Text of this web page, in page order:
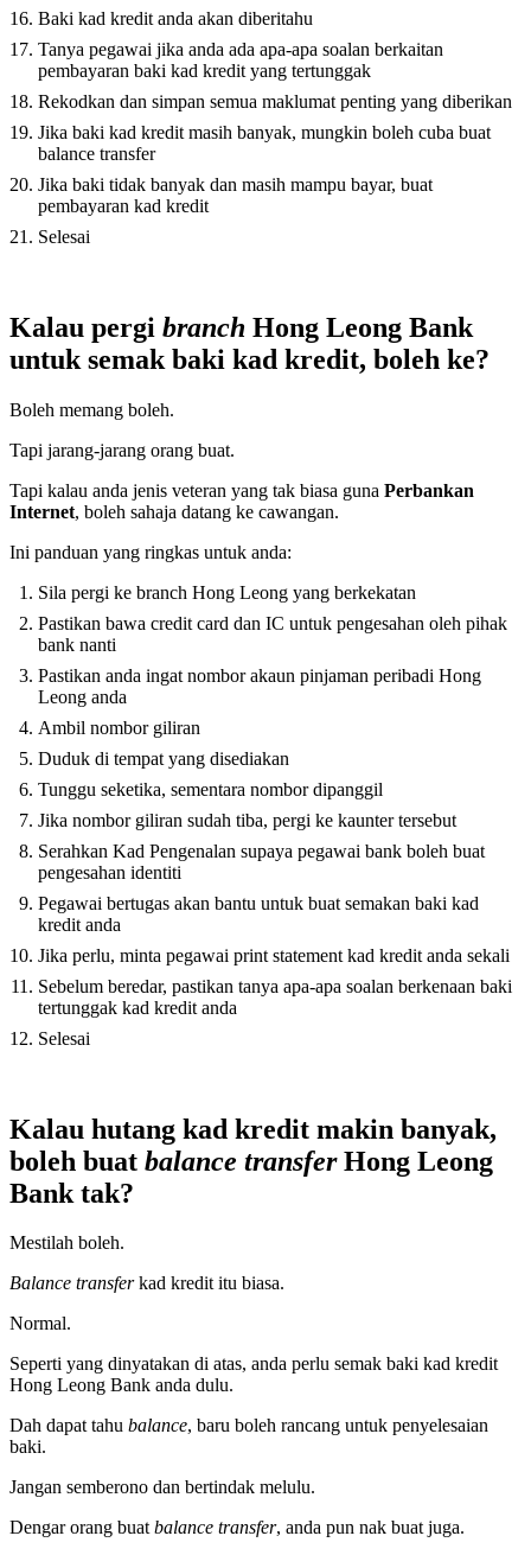
Baki kad kredit anda akan diberitahu
Tanya pegawai jika anda ada apa-apa soalan berkaitan
pembayaran baki kad kredit yang tertunggak
Rekodkan dan simpan semua maklumat penting yang diberikan
Jika baki kad kredit masih banyak, mungkin boleh cuba buat
balance transfer
Jika baki tidak banyak dan masih mampu bayar, buat
pembayaran kad kredit
Selesai
Kalau pergi branch Hong Leong Bank
untuk semak baki kad kredit, boleh ke?
Boleh memang boleh.
Tapi jarang-jarang orang buat.
Tapi kalau anda jenis veteran yang tak biasa guna Perbankan
Internet, boleh sahaja datang ke cawangan.
Ini panduan yang ringkas untuk anda:
Sila pergi ke branch Hong Leong yang berkekatan
Pastikan bawa credit card dan IC untuk pengesahan oleh pihak
bank nanti
Pastikan anda ingat nombor akaun pinjaman peribadi Hong
Leong anda
Ambil nombor giliran
Duduk di tempat yang disediakan
Tunggu seketika, sementara nombor dipanggil
Jika nombor giliran sudah tiba, pergi ke kaunter tersebut
Serahkan Kad Pengenalan supaya pegawai bank boleh buat
pengesahan identiti
Pegawai bertugas akan bantu untuk buat semakan baki kad
kredit anda
Jika perlu, minta pegawai print statement kad kredit anda sekali
Sebelum beredar, pastikan tanya apa-apa soalan berkenaan baki
tertunggak kad kredit anda
Selesai
Kalau hutang kad kredit makin banyak,
boleh buat balance transferHong Leong
Bank tak?
Mestilah boleh.
Balance transferkad kredit itu biasa.
Normal.
Seperti yang dinyatakan di atas, anda perlu semak baki kad kredit
Hong Leong Bank anda dulu.
Dah dapat tahu balance, baru boleh rancang untuk penyelesaian
baki.
Jangan semberono dan bertindak melulu.
Dengar orang buatbalance transfer, anda pun nak buat juga.